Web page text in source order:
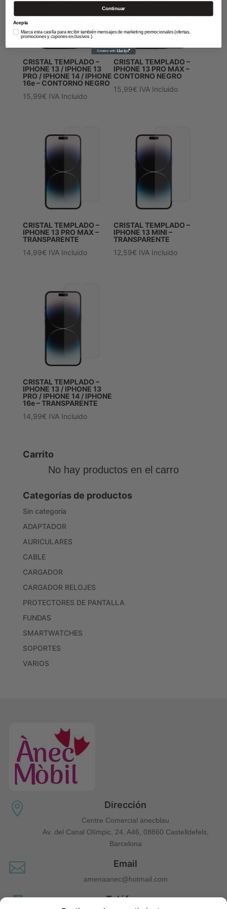
CRISTAL TEMPLADO –
IPHONE 13 / IPHONE 13
PRO / IPHONE 14 / IPHONE
16e – CONTORNO NEGRO
15,99€ IVA Incluido
CRISTAL TEMPLADO –
IPHONE 13 PRO MAX –
CONTORNO NEGRO
15,99€ IVA Incluido
CRISTAL TEMPLADO –
IPHONE 13 PRO MAX –
TRANSPARENTE
14,99€ IVA Incluido
CRISTAL TEMPLADO –
IPHONE 13 MINI –
TRANSPARENTE
12,59€ IVA Incluido
CRISTAL TEMPLADO –
IPHONE 13 / IPHONE 13
PRO / IPHONE 14 / IPHONE
16e – TRANSPARENTE
14,99€ IVA Incluido
Carrito
No hay productos en el carro
Categorías de productos
Sin categoría
ADAPTADOR
AURICULARES
CABLE
CARGADOR
CARGADOR RELOJES
PROTECTORES DE PANTALLA
FUNDAS
SMARTWATCHES
SOPORTES
VARIOS
 Dirección
Centre Comercial ànecblau
Av. del Canal Olímpic, 24, A46, 08860 Castelldefels,
Barcelona
 Email
amenaanec@hotmail.com
 Teléfono
Continuar
Acepta
Marca esta casilla para recibir también mensajes de marketing promocionales (ofertas,
promociones y cupones exclusivos ).